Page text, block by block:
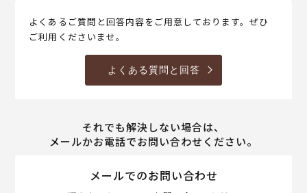
よくあるご質問と回答内容をご用意しております。ぜひ
ご利用くださいませ。
よくある質問と回答
それでも解決しない場合は、
メールかお電話でお問い合わせください。
メールでのお問い合わせ